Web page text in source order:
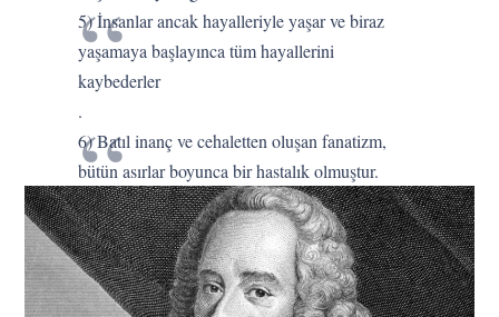
5) İnsanlar ancak hayalleriyle yaşar ve biraz
yaşamaya başlayınca tüm hayallerini
kaybederler
.
6) Batıl inanç ve cehaletten oluşan fanatizm,
bütün asırlar boyunca bir hastalık olmuştur.